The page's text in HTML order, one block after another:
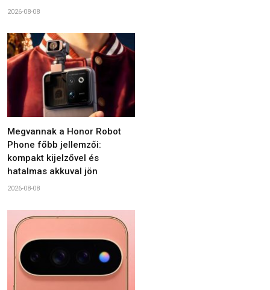
2026-08-08
Megvannak a Honor Robot
Phone főbb jellemzői:
kompakt kijelzővel és
hatalmas akkuval jön
2026-08-08